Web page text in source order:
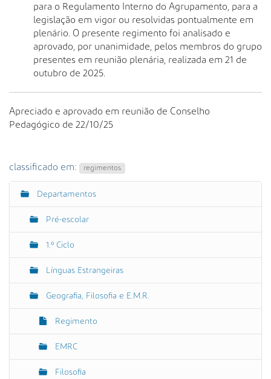
para o Regulamento Interno do Agrupamento, para a
legislação em vigor ou resolvidas pontualmente em
plenário. O presente regimento foi analisado e
aprovado, por unanimidade, pelos membros do grupo
presentes em reunião plenária, realizada em 21 de
outubro de 2025.
Apreciado e aprovado em reunião de Conselho
Pedagógico de 22/10/25
classificado em: regimentos
N
Departamentos
Pré-escolar
1.º Ciclo
Línguas Estrangeiras
Geografia, Filosofia e E.M.R.
Regimento
EMRC
Filosofia